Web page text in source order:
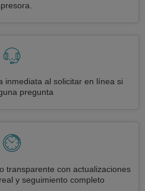
inmediata al solicitar en línea si
pregunta
transparente con actualizaciones
y seguimiento completo